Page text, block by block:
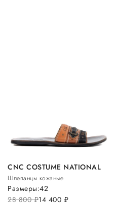
CNC COSTUME NATIONAL
Шлепанцы кожаные
28 800руб.14 400 руб.
Размеры:42